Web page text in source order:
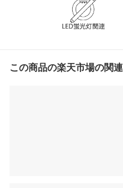
この商品の楽天市場の関